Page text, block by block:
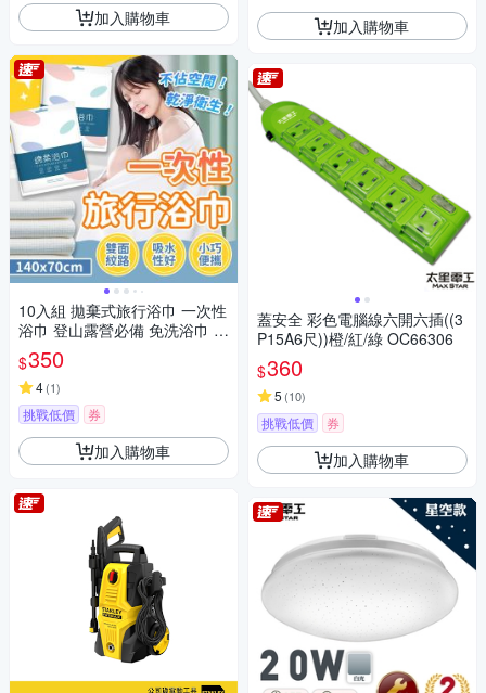
加入購物車
10入組 拋棄式旅行浴巾 一次性
浴巾 登山露營必備 免洗浴巾 一
次性毛巾 拋棄式毛巾
$350
4(1)
挑戰低價 券
加入購物車
加入購物車
蓋安全 彩色電腦線六開六插((3
P15A6尺))橙/紅/綠 OC66306
$360
5 (10)
挑戰低價 券
加入購物車